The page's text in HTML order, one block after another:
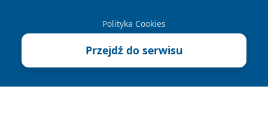
Polityka Cookies
Przejdź do serwisu